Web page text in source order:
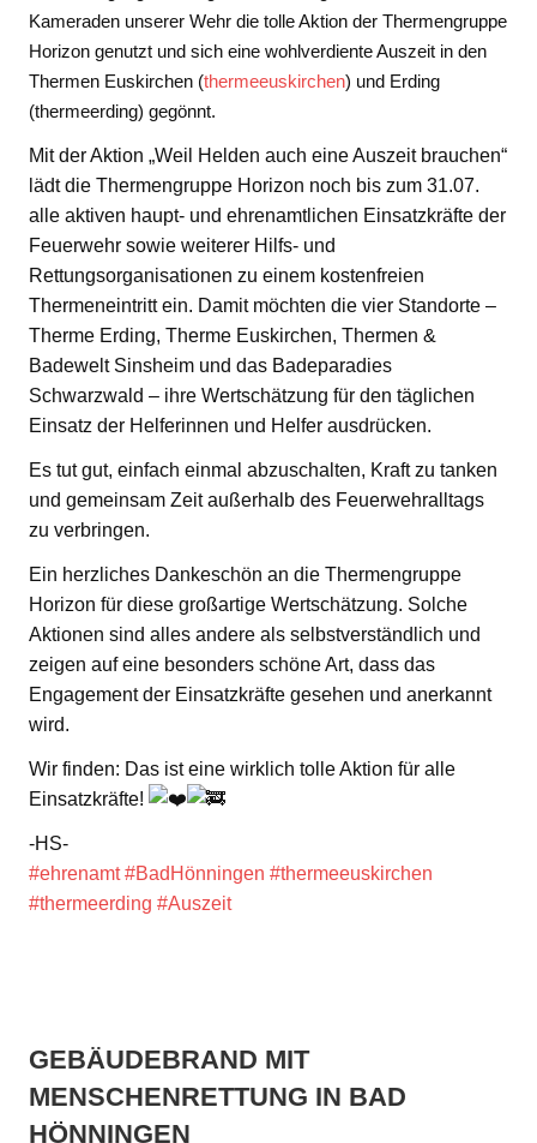
Kameraden unserer Wehr die tolle Aktion der Thermengruppe
Horizon genutzt und sich eine wohlverdiente Auszeit in den
Thermen Euskirchen (thermeeuskirchen) und Erding
(thermeerding) gegönnt.
Mit der Aktion „Weil Helden auch eine Auszeit brauchen“
lädt die Thermengruppe Horizon noch bis zum 31.07.
alle aktiven haupt- und ehrenamtlichen Einsatzkräfte der
Feuerwehr sowie weiterer Hilfs- und
Rettungsorganisationen zu einem kostenfreien
Thermeneintritt ein. Damit möchten die vier Standorte –
Therme Erding, Therme Euskirchen, Thermen &
Badewelt Sinsheim und das Badeparadies
Schwarzwald – ihre Wertschätzung für den täglichen
Einsatz der Helferinnen und Helfer ausdrücken.
Es tut gut, einfach einmal abzuschalten, Kraft zu tanken
und gemeinsam Zeit außerhalb des Feuerwehralltags
zu verbringen.
Ein herzliches Dankeschön an die Thermengruppe
Horizon für diese großartige Wertschätzung. Solche
Aktionen sind alles andere als selbstverständlich und
zeigen auf eine besonders schöne Art, dass das
Engagement der Einsatzkräfte gesehen und anerkannt
wird.
Wir finden: Das ist eine wirklich tolle Aktion für alle
Einsatzkräfte!
-HS-
#ehrenamt #BadHönningen #thermeeuskirchen
#thermeerding #Auszeit
GEBÄUDEBRAND MIT
MENSCHENRETTUNG IN BAD
HÖNNINGEN